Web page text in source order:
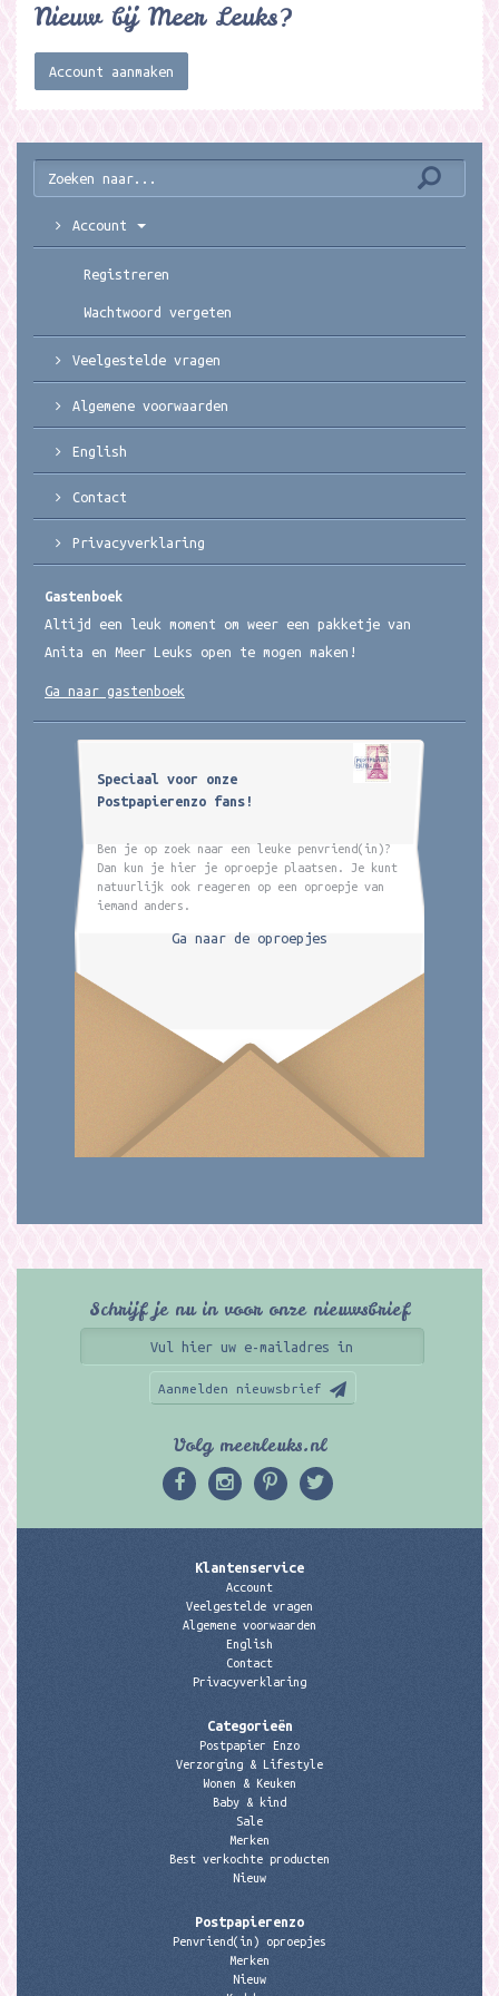
Nieuw bij Meer Leuks?
Account aanmaken
Account
Registreren
Wachtwoord vergeten
Veelgestelde vragen
Algemene voorwaarden
English
Contact
Privacyverklaring
Gastenboek
Altijd een leuk moment om weer een pakketje van
Anita en Meer Leuks open te mogen maken!
Ga naar gastenboek
Speciaal voor onze
Postpapierenzo fans!
Ben je op zoek naar een leuke penvriend(in)?
Dan kun je hier je oproepje plaatsen. Je kunt
natuurlijk ook reageren op een oproepje van
iemand anders.
Ga naar de oproepjes
Schrijf je nu in voor onze nieuwsbrief
Aanmelden nieuwsbrief
Volg meerleuks.nl
Klantenservice
Account
Veelgestelde vragen
Algemene voorwaarden
English
Contact
Privacyverklaring
Categorieën
Postpapier Enzo
Verzorging & Lifestyle
Wonen & Keuken
Baby & kind
Sale
Merken
Best verkochte producten
Nieuw
Postpapierenzo
Penvriend(in) oproepjes
Merken
Nieuw